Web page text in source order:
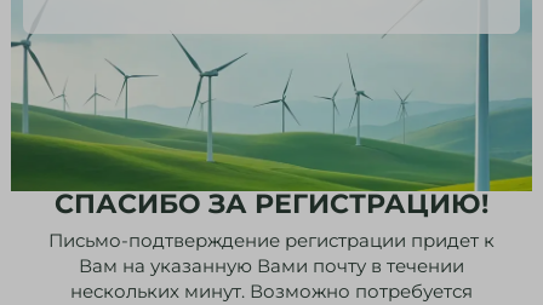
СПАСИБО ЗА РЕГИСТРАЦИЮ!
Письмо-подтверждение регистрации придет к
Вам на указанную Вами почту в течении
нескольких минут. Возможно потребуется